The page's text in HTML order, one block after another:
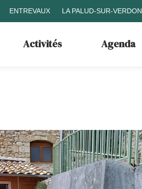
ENTREVAUX LA PALUD-SUR-VERDON
Activités Agenda